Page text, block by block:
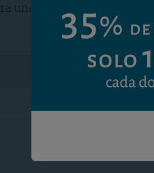
una decisión de
precio,